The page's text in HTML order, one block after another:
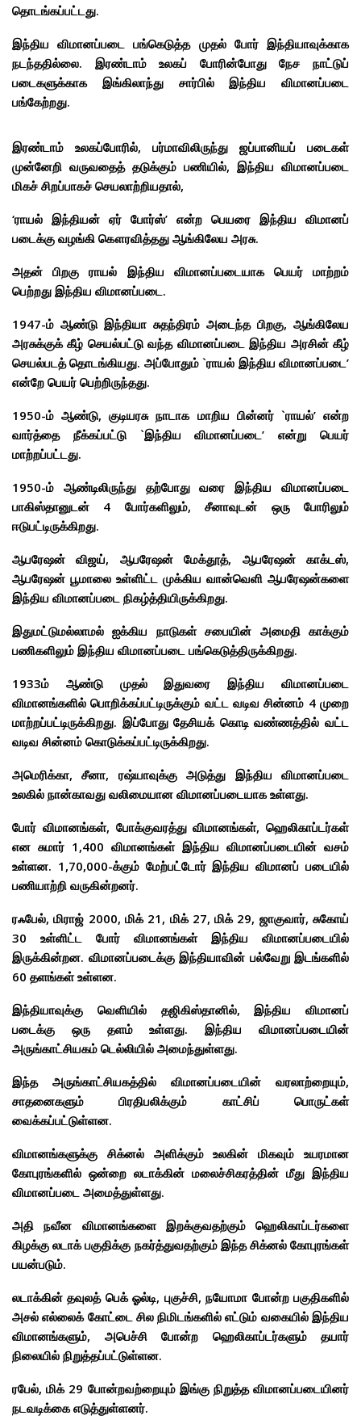
தொடங்கப்பட்டது.
இந்திய விமானப்படை பங்கெடுத்த முதல் போர் இந்தியாவுக்காக
நடந்ததில்லை. இரண்டாம் உலகப் போரின்போது நேச நாட்டுப்
படைகளுக்காக இங்கிலாந்து சார்பில் இந்திய விமானப்படை
பங்கேற்றது.
இரண்டாம் உலகப்போரில், பர்மாவிலிருந்து ஜப்பானியப் படைகள்
முன்னேறி வருவதைத் தடுக்கும் பணியில், இந்திய விமானப்படை
மிகச் சிறப்பாகச் செயலாற்றியதால்,
‘ராயல் இந்தியன் ஏர் போர்ஸ்’ என்ற பெயரை இந்திய விமானப்
படைக்கு வழங்கி கௌரவித்தது ஆங்கிலேய அரசு.
அதன் பிறகு ராயல் இந்திய விமானப்படையாக பெயர் மாற்றம்
பெற்றது இந்திய விமானப்படை.
1947-ம் ஆண்டு இந்தியா சுதந்திரம் அடைந்த பிறகு, ஆங்கிலேய
அரசுக்குக் கீழ் செயல்பட்டு வந்த விமானப்படை இந்திய அரசின் கீழ்
செயல்படத் தொடங்கியது. அப்போதும் `ராயல் இந்திய விமானப்படை’
என்றே பெயர் பெற்றிருந்தது.
1950-ம் ஆண்டு, குடியரசு நாடாக மாறிய பின்னர் `ராயல்’ என்ற
வார்த்தை நீக்கப்பட்டு `இந்திய விமானப்படை’ என்று பெயர்
மாற்றப்பட்டது.
1950-ம் ஆண்டிலிருந்து தற்போது வரை இந்திய விமானப்படை
பாகிஸ்தானுடன் 4 போர்களிலும், சீனாவுடன் ஒரு போரிலும்
ஈடுபட்டிருக்கிறது.
ஆபரேஷன் விஜய், ஆபரேஷன் மேக்தூத், ஆபரேஷன் காக்டஸ்,
ஆபரேஷன் பூமாலை உள்ளிட்ட முக்கிய வான்வெளி ஆபரேஷன்களை
இந்திய விமானப்படை நிகழ்த்தியிருக்கிறது.
இதுமட்டுமல்லாமல் ஐக்கிய நாடுகள் சபையின் அமைதி காக்கும்
பணிகளிலும் இந்திய விமானப்படை பங்கெடுத்திருக்கிறது.
1933ம் ஆண்டு முதல் இதுவரை இந்திய விமானப்படை
விமானங்களில் பொறிக்கப்பட்டிருக்கும் வட்ட வடிவ சின்னம் 4 முறை
மாற்றப்பட்டிருக்கிறது. இப்போது தேசியக் கொடி வண்ணத்தில் வட்ட
வடிவ சின்னம் கொடுக்கப்பட்டிருக்கிறது.
அமெரிக்கா, சீனா, ரஷ்யாவுக்கு அடுத்து இந்திய விமானப்படை
உலகில் நான்காவது வலிமையான விமானப்படையாக உள்ளது.
போர் விமானங்கள், போக்குவரத்து விமானங்கள், ஹெலிகாப்டர்கள்
என சுமார் 1,400 விமானங்கள் இந்திய விமானப்படையின் வசம்
உள்ளன. 1,70,000-க்கும் மேற்பட்டோர் இந்திய விமானப் படையில்
பணியாற்றி வருகின்றனர்.
ரஃபேல், மிராஜ் 2000, மிக் 21, மிக் 27, மிக் 29, ஜாகுவார், சுகோய்
30 உள்ளிட்ட போர் விமானங்கள் இந்திய விமானப்படையில்
இருக்கின்றன. விமானப்படைக்கு இந்தியாவின் பல்வேறு இடங்களில்
60 தளங்கள் உள்ளன.
இந்தியாவுக்கு வெளியில் தஜிகிஸ்தானில், இந்திய விமானப்
படைக்கு ஒரு தளம் உள்ளது. இந்திய விமானப்படையின்
அருங்காட்சியகம் டெல்லியில் அமைந்துள்ளது.
இந்த அருங்காட்சியகத்தில் விமானப்படையின் வரலாற்றையும்,
சாதனைகளும் பிரதிபலிக்கும் காட்சிப் பொருட்கள்
வைக்கப்பட்டுள்ளன.
விமானங்களுக்கு சிக்னல் அளிக்கும் உலகின் மிகவும் உயரமான
கோபுரங்களில் ஒன்றை லடாக்கின் மலைச்சிகரத்தின் மீது இந்திய
விமானப்படை அமைத்துள்ளது.
அதி நவீன விமானங்களை இறக்குவதற்கும் ஹெலிகாப்டர்களை
கிழக்கு லடாக் பகுதிக்கு நகர்த்துவதற்கும் இந்த சிக்னல் கோபுரங்கள்
பயன்படும்.
லடாக்கின் தவுலத் பெக் ஓல்டி, புகுச்சி, நயோமா போன்ற பகுதிகளில்
அசல் எல்லைக் கோட்டை சில நிமிடங்களில் எட்டும் வகையில் இந்திய
விமானங்களும், அபெச்சி போன்ற ஹெலிகாப்டர்களும் தயார்
நிலையில் நிறுத்தப்பட்டுள்ளன.
ரபேல், மிக் 29 போன்றவற்றையும் இங்கு நிறுத்த விமானப்படையினர்
நடவடிக்கை எடுத்துள்ளனர்.